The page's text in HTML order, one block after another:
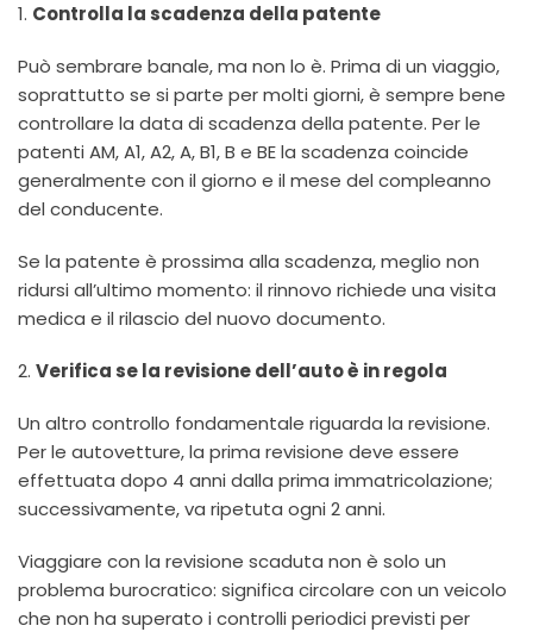
1. Controlla la scadenza della patente
Può sembrare banale, ma non lo è. Prima di un viaggio,
soprattutto se si parte per molti giorni, è sempre bene
controllare la data di scadenza della patente. Per le
patenti AM, A1, A2, A, B1, B e BE la scadenza coincide
generalmente con il giorno e il mese del compleanno
del conducente.
Se la patente è prossima alla scadenza, meglio non
ridursi all’ultimo momento: il rinnovo richiede una visita
medica e il rilascio del nuovo documento.
2. Verifica se la revisione dell’auto è in regola
Un altro controllo fondamentale riguarda la revisione.
Per le autovetture, la prima revisione deve essere
effettuata dopo 4 anni dalla prima immatricolazione;
successivamente, va ripetuta ogni 2 anni.
Viaggiare con la revisione scaduta non è solo un
problema burocratico: significa circolare con un veicolo
che non ha superato i controlli periodici previsti per